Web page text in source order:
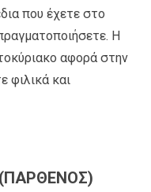
που έχετε στο
Η
αφορά στην
φιλικά και